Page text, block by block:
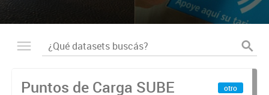
Puntos de Carga SUBE
otro